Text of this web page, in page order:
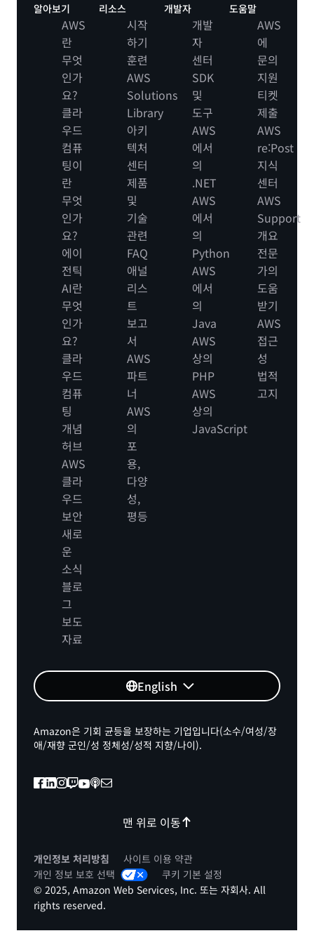
알아보기
AWS
란
무엇
인가
요?
클라
우드
컴퓨
팅이
란
무엇
인가
요?
에이
전틱
AI란
무엇
인가
요?
클라
우드
컴퓨
팅
개념
허브
AWS
클라
우드
보안
새로
운
소식
블로
그
보도
자료
리소스
시작
하기
훈련
AWS
Solutions
Library
아키
텍처
센터
제품
및
기술
관련
FAQ
애널
리스
트
보고
서
AWS
파트
너
AWS
의
포
용,
다양
성,
평등
개발자
개발
자
센터
SDK
및
도구
AWS
에서
의
.NET
AWS
에서
의
Python
AWS
에서
의
Java
AWS
상의
PHP
AWS
상의
JavaScript
도움말
AWS
에
문의
지원
티켓
제출
AWS
re:Post
지식
센터
AWS
Support
개요
전문
가의
도움
받기
AWS
접근
성
법적
고지
English
맨 위로 이동
Amazon은 기회 균등을 보장하는 기업입니다(소수/여성/장
애/재향 군인/성 정체성/성적 지향/나이).
개인정보 처리방침
사이트 이용 약관
개인 정보 보호 선택
쿠키 기본 설정
© 2025, Amazon Web Services, Inc. 또는 자회사. All
rights reserved.